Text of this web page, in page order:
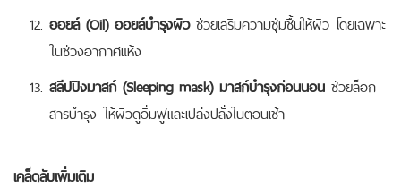
ออยล์ (Oil) ออยล์บำรุงผิว ช่วยเสริมความชุ่มชื้นให้ผิว โดยเฉพาะ
ในช่วงอากาศแห้ง
สลีปปิงมาสก์ (Sleeping mask) มาสก์บำรุงก่อนนอน ช่วยล็อก
สารบำรุง ให้ผิวดูอิ่มฟูและเปล่งปลั่งในตอนเช้า
เคล็ดลับเพิ่มเติม